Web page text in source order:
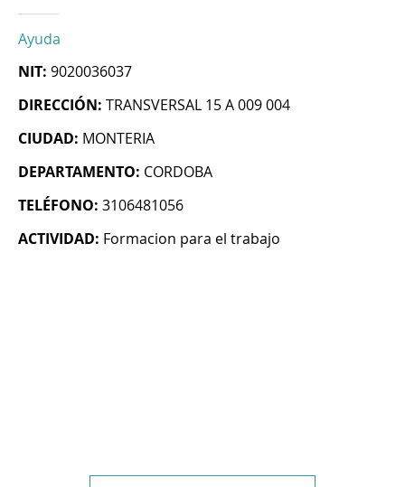
Ayuda
NIT: 9020036037
DIRECCIÓN: TRANSVERSAL 15 A 009 004
CIUDAD: MONTERIA
DEPARTAMENTO: CORDOBA
TELÉFONO: 3106481056
ACTIVIDAD: Formacion para el trabajo